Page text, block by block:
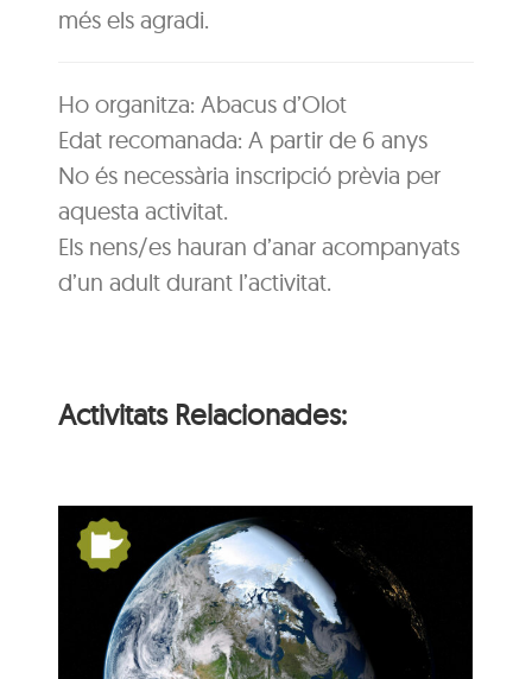
més els agradi.
Ho organitza: Abacus d’Olot
Edat recomanada: A partir de 6 anys
No és necessària inscripció prèvia per
aquesta activitat.
Els nens/es hauran d’anar acompanyats
d’un adult durant l’activitat.
Activitats Relacionades:
De Pangea a nosaltres:
la Terra es mou